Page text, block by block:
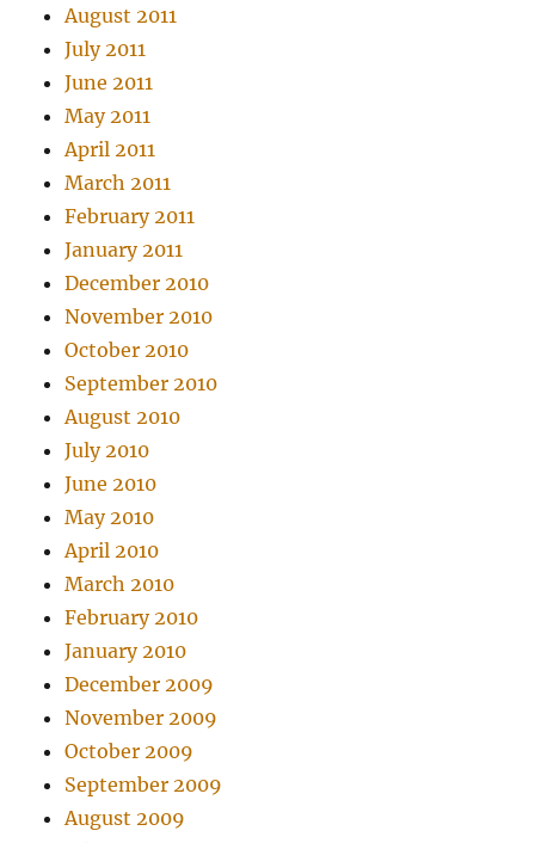
August 2011
July 2011
June 2011
May 2011
April 2011
March 2011
February 2011
January 2011
December 2010
November 2010
October 2010
September 2010
August 2010
July 2010
June 2010
May 2010
April 2010
March 2010
February 2010
January 2010
December 2009
November 2009
October 2009
September 2009
August 2009